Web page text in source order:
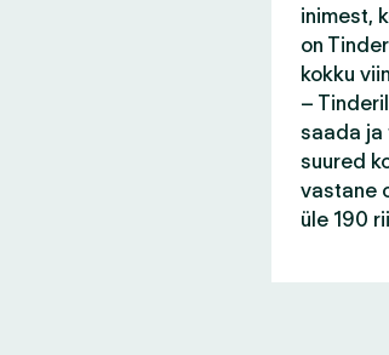
inimest,
on
kokku
–
saada ja
suured
vastane
üle 190